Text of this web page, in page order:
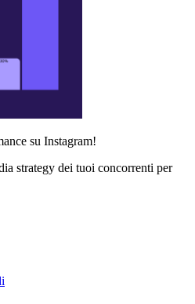
su Instagram!
strategy dei tuoi concorrenti per